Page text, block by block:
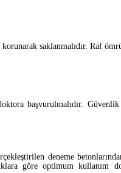
korunarak saklanmalıdır. Raf
başvurulmalıdır.
deneme
göre optimum kullanım